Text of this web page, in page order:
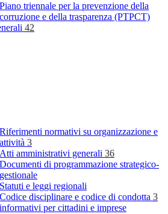
Piano triennale per la prevenzione della
corruzione e della trasparenza (PTPCT)
42
Riferimenti normativi su organizzazione e
attività 3
Atti amministrativi generali 36
Documenti di programmazione strategico-
gestionale
Statuti e leggi regionali
Codice disciplinare e codice di condotta 3
per cittadini e imprese